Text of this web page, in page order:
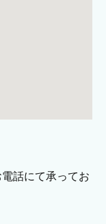
話にて承ってお